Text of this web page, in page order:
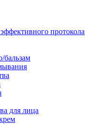
протокола
бальзам
для лица